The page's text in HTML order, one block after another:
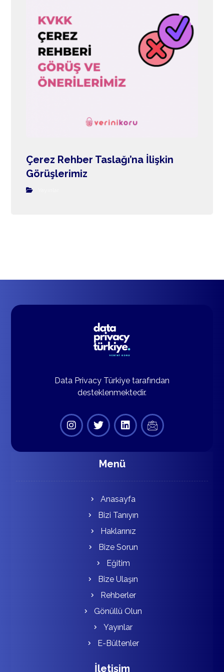
Çerez Rehber Taslağı’na İlişkin
Görüşlerimiz
Data Privacy Türkiye tarafından
desteklenmektedir.
Menü
Anasayfa
Bizi Tanıyın
Haklarınız
Bize Sorun
Eğitim
Bize Ulaşın
Rehberler
Gönüllü Olun
Yayınlar
E-Bültenler
İletişim